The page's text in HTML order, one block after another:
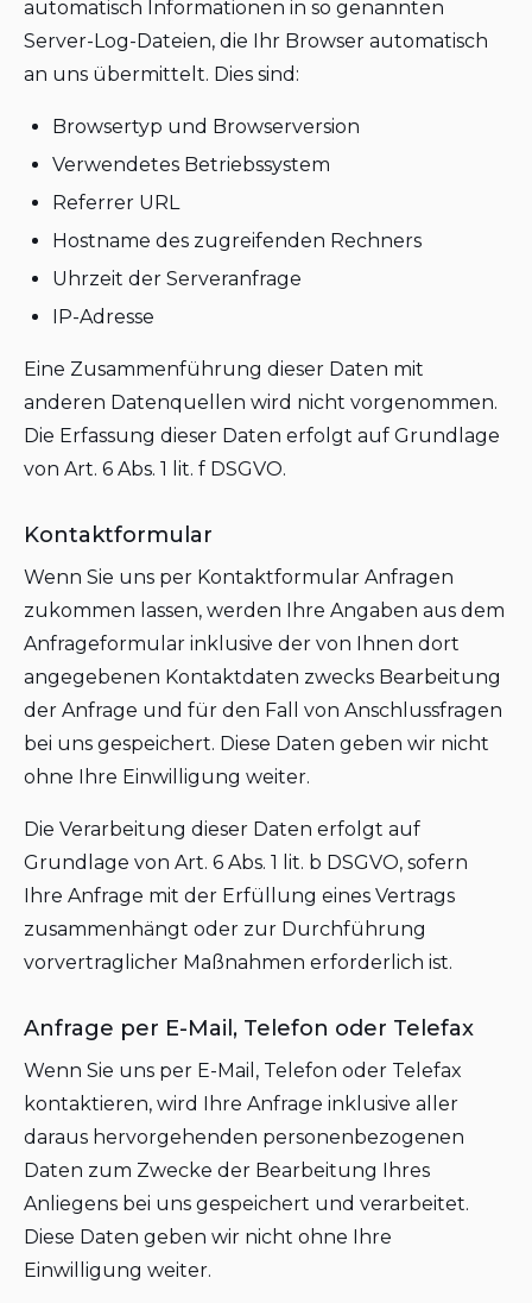
automatisch Informationen in so genannten
Server-Log-Dateien, die Ihr Browser automatisch
an uns übermittelt. Dies sind:
Browsertyp und Browserversion
Verwendetes Betriebssystem
Referrer URL
Hostname des zugreifenden Rechners
Uhrzeit der Serveranfrage
IP-Adresse
Eine Zusammenführung dieser Daten mit
anderen Datenquellen wird nicht vorgenommen.
Die Erfassung dieser Daten erfolgt auf Grundlage
von Art. 6 Abs. 1 lit. f DSGVO.
Kontaktformular
Wenn Sie uns per Kontaktformular Anfragen
zukommen lassen, werden Ihre Angaben aus dem
Anfrageformular inklusive der von Ihnen dort
angegebenen Kontaktdaten zwecks Bearbeitung
der Anfrage und für den Fall von Anschlussfragen
bei uns gespeichert. Diese Daten geben wir nicht
ohne Ihre Einwilligung weiter.
Die Verarbeitung dieser Daten erfolgt auf
Grundlage von Art. 6 Abs. 1 lit. b DSGVO, sofern
Ihre Anfrage mit der Erfüllung eines Vertrags
zusammenhängt oder zur Durchführung
vorvertraglicher Maßnahmen erforderlich ist.
Anfrage per E-Mail, Telefon oder Telefax
Wenn Sie uns per E-Mail, Telefon oder Telefax
kontaktieren, wird Ihre Anfrage inklusive aller
daraus hervorgehenden personenbezogenen
Daten zum Zwecke der Bearbeitung Ihres
Anliegens bei uns gespeichert und verarbeitet.
Diese Daten geben wir nicht ohne Ihre
Einwilligung weiter.